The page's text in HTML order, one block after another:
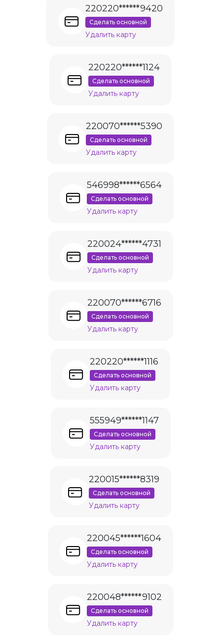
220220******9420
Сделать основной
Удалить карту
220220******1124
Сделать основной
Удалить карту
220070******5390
Сделать основной
Удалить карту
546998******6564
Сделать основной
Удалить карту
220024******4731
Сделать основной
Удалить карту
220070******6716
Сделать основной
Удалить карту
220220******1116
Сделать основной
Удалить карту
555949******1147
Сделать основной
Удалить карту
220015******8319
Сделать основной
Удалить карту
220045******1604
Сделать основной
Удалить карту
220048******9102
Сделать основной
Удалить карту